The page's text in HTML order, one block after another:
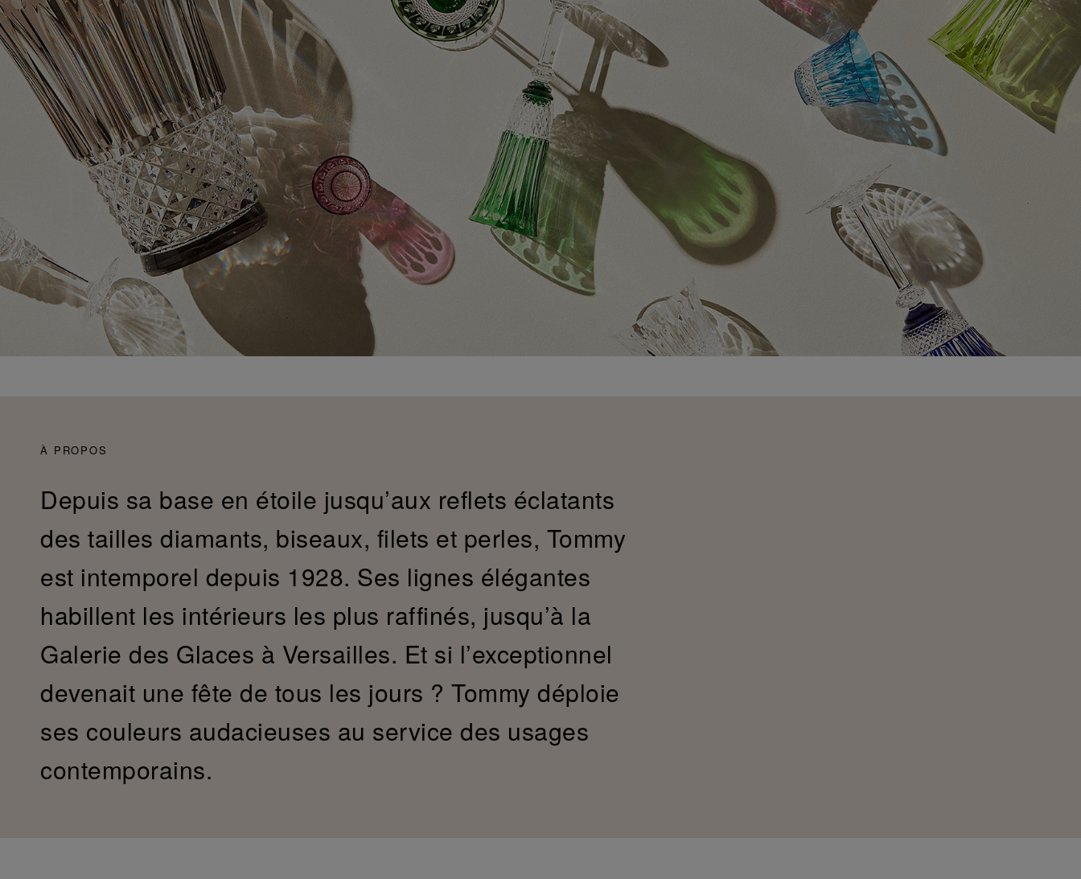
À PROPOS
Depuis sa base en étoile jusqu’aux reflets éclatants
des tailles diamants, biseaux, filets et perles, Tommy
est intemporel depuis 1928. Ses lignes élégantes
habillent les intérieurs les plus raffinés, jusqu’à la
Galerie des Glaces à Versailles. Et si l’exceptionnel
devenait une fête de tous les jours ? Tommy déploie
ses couleurs audacieuses au service des usages
contemporains.